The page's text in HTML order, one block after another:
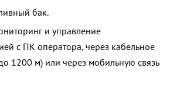
бак.
и управление
с ПК оператора, через кабельное
1200 м) или через мобильную связь